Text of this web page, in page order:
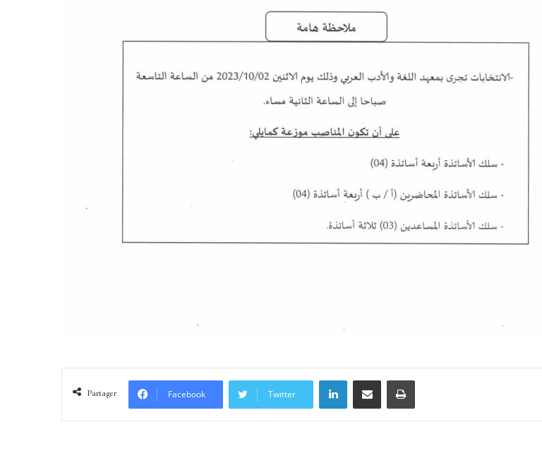
Partager Facebook Twitter
Linkedin Partager par email Imprimer